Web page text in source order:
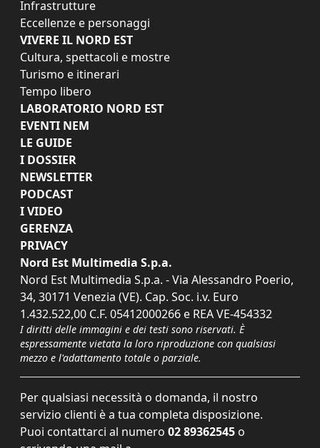
Infrastrutture
Eccellenze e personaggi
VIVERE IL NORD EST
Cultura, spettacoli e mostre
Turismo e itinerari
Tempo libero
LABORATORIO NORD EST
EVENTI NEM
LE GUIDE
I DOSSIER
NEWSLETTER
PODCAST
I VIDEO
GERENZA
PRIVACY
Nord Est Multimedia S.p.a.
Nord Est Multimedia S.p.a. - Via Alessandro Poerio,
34, 30171 Venezia (VE). Cap. Soc. i.v. Euro
1.432.522,00 C.F. 05412000266 e REA VE-454332
I diritti delle immagini e dei testi sono riservati. È
espressamente vietata la loro riproduzione con qualsiasi
mezzo e l'adattamento totale o parziale.
Per qualsiasi necessità o domanda, il nostro
servizio clienti è a tua completa disposizione.
Puoi contattarci al numero 02 89362545 o